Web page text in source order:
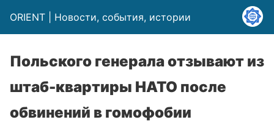
ORIENT | Новости, события, истории
Польского генерала отзывают из
штаб-квартиры НАТО после
обвинений в гомофобии